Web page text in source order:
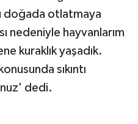
doğada otlatmaya
nedeniyle hayvanlarım
kuraklık yaşadık.
sıkıntı
dedi.